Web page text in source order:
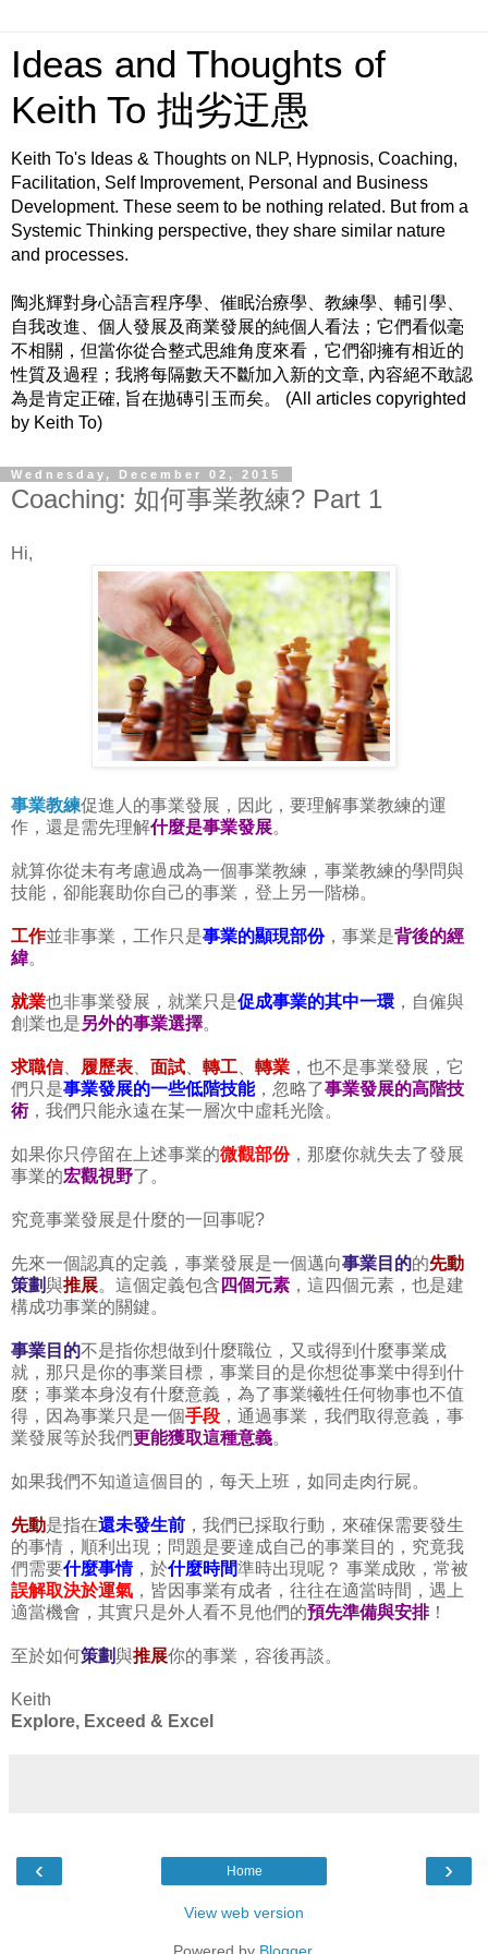
Ideas and Thoughts of
Keith To 拙劣迂愚
Keith To's Ideas & Thoughts on NLP, Hypnosis, Coaching,
Facilitation, Self Improvement, Personal and Business
Development. These seem to be nothing related. But from a
Systemic Thinking perspective, they share similar nature
and processes.
陶兆輝對身心語言程序學、催眠治療學、教練學、輔引學、
自我改進、個人發展及商業發展的純個人看法；它們看似毫
不相關，但當你從合整式思維角度來看，它們卻擁有相近的
性質及過程；我將每隔數天不斷加入新的文章, 內容絕不敢認
為是肯定正確, 旨在拋磚引玉而矣。 (All articles copyrighted
by Keith To)
Wednesday, December 02, 2015
Coaching: 如何事業教練? Part 1
Hi,
事業教練促進人的事業發展，因此，要理解事業教練的運
作，還是需先理解什麼是事業發展。
就算你從未有考慮過成為一個事業教練，事業教練的學問與
技能，卻能襄助你自己的事業，登上另一階梯。
工作並非事業，工作只是事業的顯現部份，事業是背後的經
緯。
就業也非事業發展，就業只是促成事業的其中一環 ，自僱與
創業也是另外的事業選擇。
求職信、 履歷表 面試 轉工 轉業 ，也不是事業發展，它
們只是事業發展的一些低階技能，忽略了事業發展的高階技
術，我們只能永遠在某一層次中虛耗光陰。
如果你只停留在上述事業的微觀部份，那麼你就失去了發展
事業的宏觀視野了。
究竟事業發展是什麼的一回事呢?
先來一個認真的定義，事業發展是一個邁向事業目的的先動
策劃與推展。這個定義包含 四個元素 ，這四個元素，也是建
構成功事業的關鍵。
事業目的不是指你想做到什麼職位，又或得到什麼事業成
就，那只是你的事業目標，事業目的是你想從事業中得到什
麼；事業本身沒有什麼意義，為了事業犧牲任何物事也不值
得，因為事業只是一個手段 ，通過事業，我們取得意義，事
業發展等於我們更能獲取這種意義。
如果我們不知道這個目的，每天上班，如同走肉行屍。
先動是指在還未發生前 ，我們已採取行動，來確保需要發生
的事情，順利出現；問題是要達成自己的事業目的，究竟我
們需要什麼事情，於什麼時間準時出現呢？ 事業成敗，常被
誤解取決於運氣 ，皆因事業有成者，往往在適當時間，遇上
適當機會，其實只是外人看不見他們的預先準備與安排！
至於如何策劃與推展你的事業，容後再談。
Keith
Explore, Exceed & Excel
‹ ›
Home
View web version
Powered by Blogger.